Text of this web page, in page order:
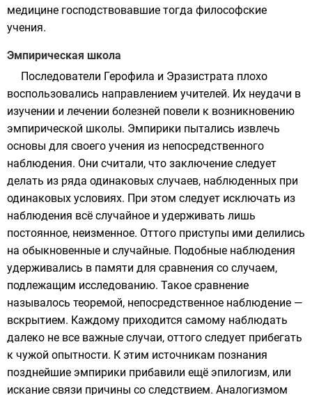
медицине господствовавшие тогда философские
учения.
Эмпирическая школа
Последователи Герофила и Эразистрата плохо
воспользовались направлением учителей. Их неудачи в
изучении и лечении болезней повели к возникновению
эмпирической школы. Эмпирики пытались извлечь
основы для своего учения из непосредственного
наблюдения. Они считали, что заключение следует
делать из ряда одинаковых случаев, наблюденных при
одинаковых условиях. При этом следует исключать из
наблюдения всё случайное и удерживать лишь
постоянное, неизменное. Оттого приступы ими делились
на обыкновенные и случайные. Подобные наблюдения
удерживались в памяти для сравнения со случаем,
подлежащим исследованию. Такое сравнение
называлось теоремой, непосредственное наблюдение —
вскрытием. Каждому приходится самому наблюдать
далеко не все важные случаи, оттого следует прибегать
к чужой опытности. К этим источникам познания
позднейшие эмпирики прибавили ещё эпилогизм, или
искание связи причины со следствием. Аналогизмом